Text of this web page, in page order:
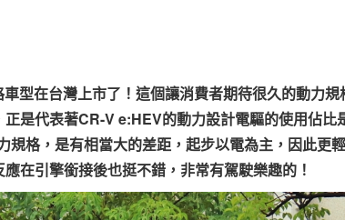
型在台灣上市了！這個讓消費者期待很久的動力規
是代表著CR-V e:HEV的動力設計電驅的使用佔比
格，是有相當大的差距，起步以電為主，因此更
在引擎銜接後也挺不錯，非常有駕駛樂趣的！